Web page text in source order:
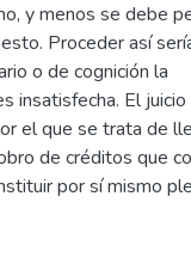
y menos se debe
Proceder así
o de cognición la
insatisfecha. El juicio
el que se trata de
de créditos que
por sí mismo